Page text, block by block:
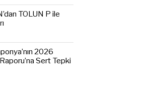
TOLUN P ile
2026
Sert Tepki